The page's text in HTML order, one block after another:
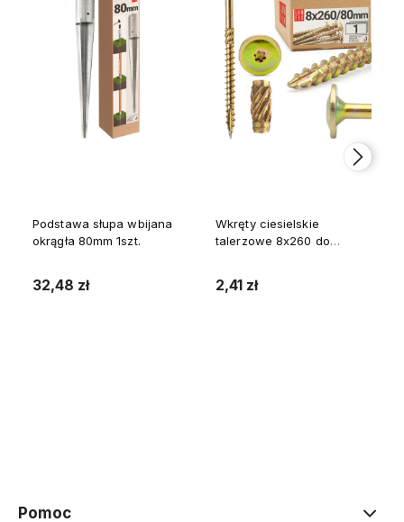
Podstawa słupa wbijana
okrągła 80mm 1szt.
32,48 zł
Wkręty ciesielskie
talerzowe 8x260 do
2,41 zł
Pomoc